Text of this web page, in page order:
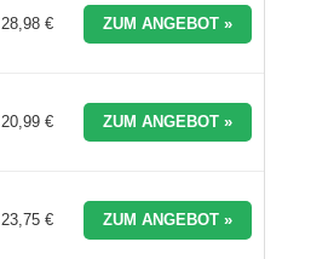
28,98 € ZUM ANGEBOT »
20,99 € ZUM ANGEBOT »
23,75 € ZUM ANGEBOT »